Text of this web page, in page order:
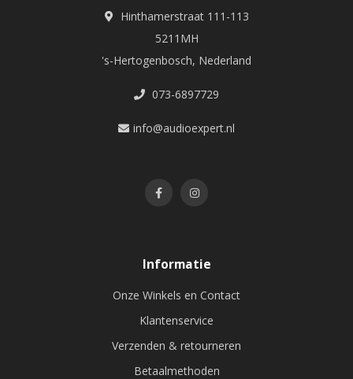
Hinthamerstraat 111-113
5211MH
's-Hertogenbosch, Nederland
073-6897729
info@audioexpert.nl
Informatie
Onze Winkels en Contact
Klantenservice
Verzenden & retourneren
Betaalmethoden